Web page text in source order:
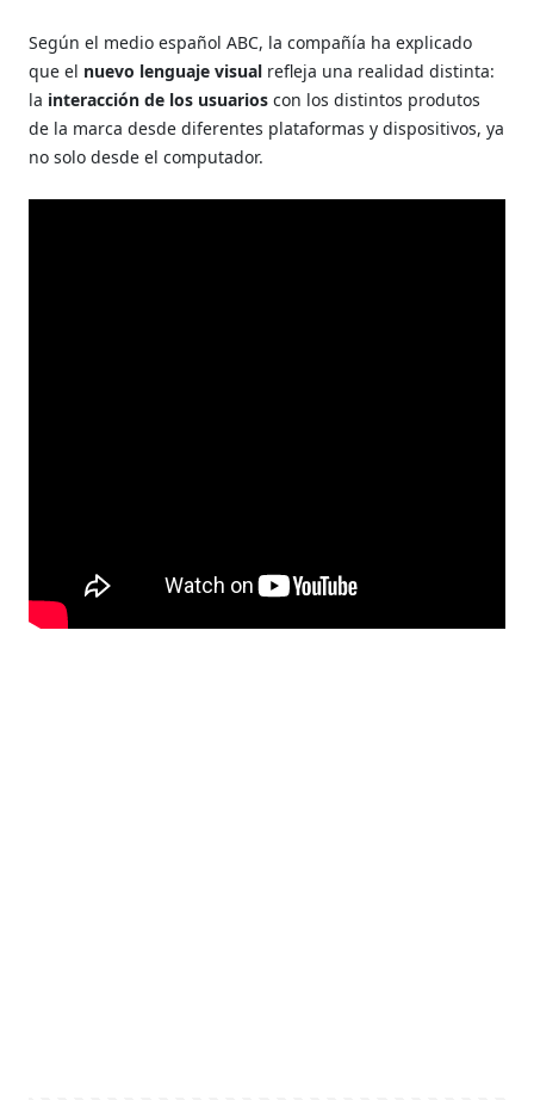
Según el medio español ABC, la compañía ha explicado
que el nuevo lenguaje visual refleja una realidad distinta:
la interacción de los usuarios con los distintos produtos
de la marca desde diferentes plataformas y dispositivos, ya
no solo desde el computador.